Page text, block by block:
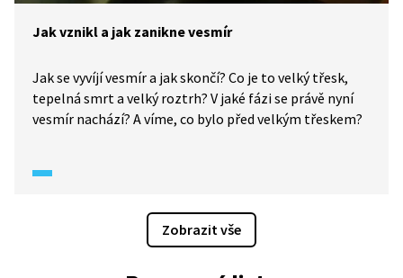
Jak vznikl a jak zanikne vesmír
Jak se vyvíjí vesmír a jak skončí? Co je to velký třesk,
tepelná smrt a velký roztrh? V jaké fázi se právě nyní
vesmír nachází? A víme, co bylo před velkým třeskem?
Zobrazit vše